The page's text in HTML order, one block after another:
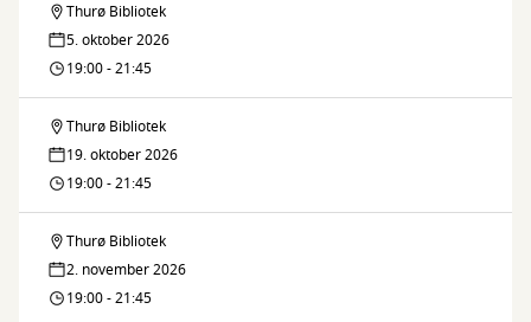
nåle
Thurø
pinde
nåle
Thurø Bibliotek
5. oktober 2026
19:00 - 21:45
Thurø
pinde
nåle
Thurø Bibliotek
19. oktober 2026
19:00 - 21:45
Thurø
pinde
Thurø Bibliotek
2. november 2026
19:00 - 21:45